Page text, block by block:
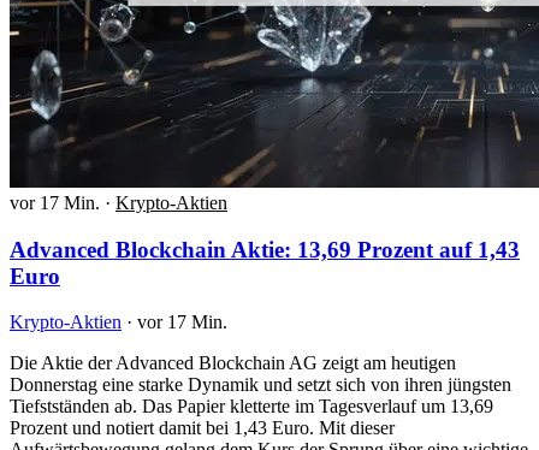
vor 17 Min. · Krypto-Aktien
Advanced Blockchain Aktie: 13,69 Prozent auf 1,43
Euro
Krypto-Aktien · vor 17 Min.
Die Aktie der Advanced Blockchain AG zeigt am heutigen
Donnerstag eine starke Dynamik und setzt sich von ihren jüngsten
Tiefstständen ab. Das Papier kletterte im Tagesverlauf um 13,69
Prozent und notiert damit bei 1,43 Euro. Mit dieser